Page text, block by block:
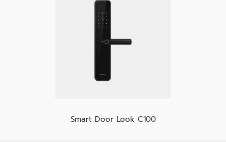
Smart Door Look C100